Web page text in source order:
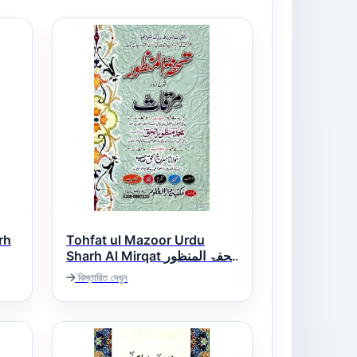
Tohfat ul Mazoor Urdu
Sharh Al Mirqat تحفۃ المنظور
اردو شرح مرقات
বিস্তারিত দেখুন